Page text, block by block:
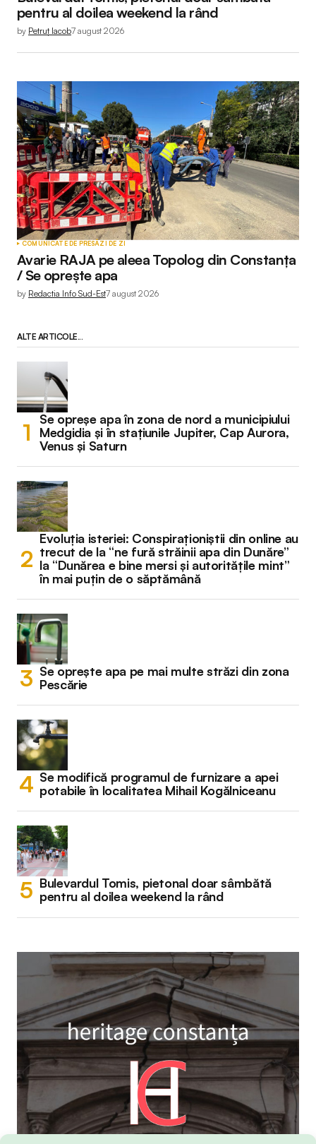
pentru al doilea weekend la rând
by Petruț Iacob7 august 2026
COMUNICATE DE PRESĂZI DE ZI
Avarie RAJA pe aleea Topolog din Constanța
/ Se oprește apa
by Redactia Info Sud-Est7 august 2026
ALTE ARTICOLE...
Se opreșe apa în zona de nord a municipiului
Medgidia și în stațiunile Jupiter, Cap Aurora,
Venus și Saturn
Evoluția isteriei: Conspiraționiștii din online au
trecut de la “ne fură străinii apa din Dunăre”
la “Dunărea e bine mersi și autoritățile mint”
în mai puțin de o săptămână
Se oprește apa pe mai multe străzi din zona
Pescărie
Se modifică programul de furnizare a apei
potabile în localitatea Mihail Kogălniceanu
Bulevardul Tomis, pietonal doar sâmbătă
pentru al doilea weekend la rând